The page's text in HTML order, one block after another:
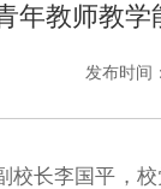
年教师教
发布时间
长李国平，